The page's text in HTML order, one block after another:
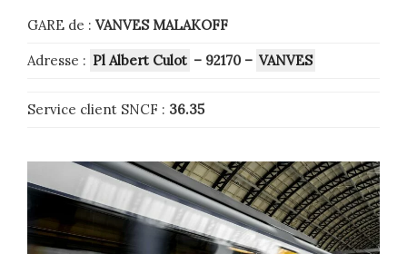
GARE de : VANVES MALAKOFF
Adresse : Pl Albert Culot – 92170 – VANVES
Service client SNCF : 36.35